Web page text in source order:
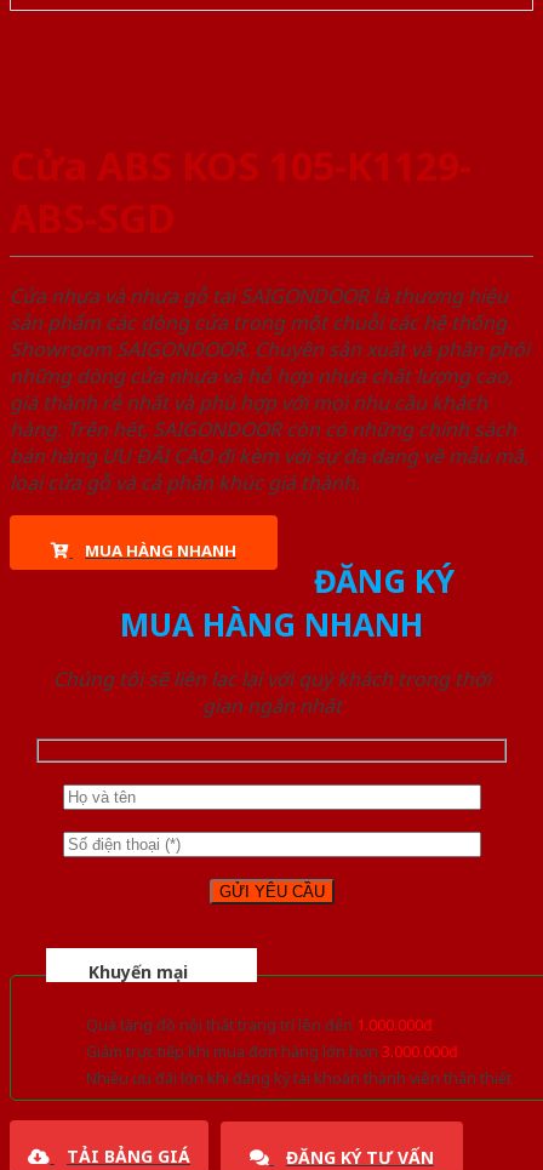
Cửa ABS KOS 105-K1129-
ABS-SGD
Cửa nhựa và nhựa gỗ tại SAIGONDOOR là thương hiệu
sản phẩm các dòng cửa trong một chuỗi các hệ thống
Showroom SAIGONDOOR. Chuyên sản xuất và phân phối
những dòng cửa nhựa và hỗ hợp nhựa chất lượng cao,
giá thành rẻ nhất và phù hợp với mọi nhu cầu khách
hàng. Trên hết, SAIGONDOOR còn có những chính sách
bán hàng ƯU ĐÃI CAO đi kèm với sự đa dạng về mẫu mã,
loại cửa gỗ và cả phân khúc giá thành.
MUA HÀNG NHANH
ĐĂNG KÝ
MUA HÀNG NHANH
Chúng tôi sẽ liên lạc lại với quý khách trong thời
gian ngắn nhất
Khuyến mại
Quà tặng đồ nội thất trang trí lên đến 1.000.000đ
Giảm trực tiếp khi mua đơn hàng lớn hơn 3.000.000đ
Nhiều ưu đãi lớn khi đăng ký tài khoản thành viên thân thiết
TẢI BẢNG GIÁ ĐĂNG KÝ TƯ VẤN